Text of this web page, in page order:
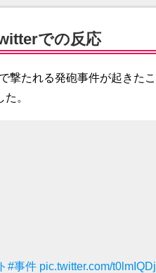
での反応
撃たれる発砲事件が起きた
。
#事件 pic.twitter.com/